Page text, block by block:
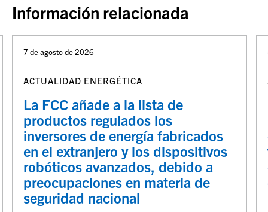
Información relacionada
7 de agosto de 2026
ACTUALIDAD ENERGÉTICA
La FCC añade a la lista de
productos regulados los
inversores de energía fabricados
en el extranjero y los dispositivos
robóticos avanzados, debido a
preocupaciones en materia de
seguridad nacional